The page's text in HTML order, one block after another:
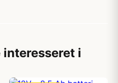
interesseret i